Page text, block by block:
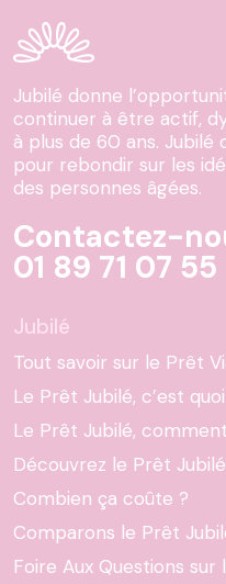
Jubilé donne
continuer à être actif,
à plus de 60 ans. Jubilé
pour rebondir sur les
des personnes âgées.
Contactez-
01 89 71 07 55
Jubilé
Tout savoir sur le Prêt
Le Prêt Jubilé, c’est
Le Prêt Jubilé,
Découvrez le Prêt
Combien ça coûte ?
Comparons le Prêt
Foire Aux Questions sur